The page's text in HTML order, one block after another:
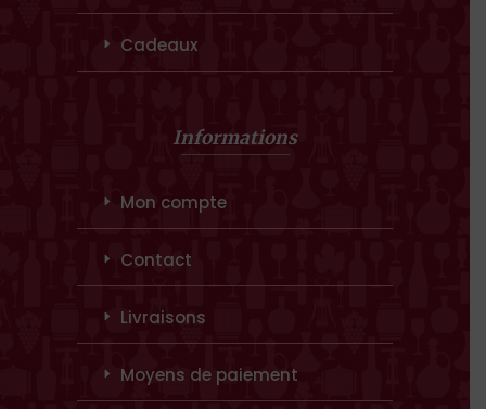
Cadeaux
Informations
Mon compte
Contact
Livraisons
Moyens de paiement